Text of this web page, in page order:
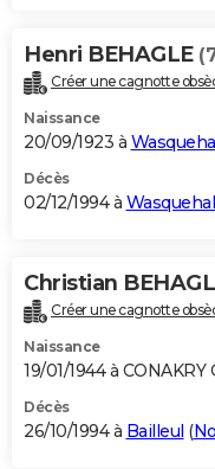
Henri BEHAGLE
Créer une cagnotte
Naissance
20/09/1923 à
Décès
02/12/1994 à Wasquehal
Christian
Créer une cagnotte
Naissance
19/01/1944 à CONAKRY
Décès
26/10/1994 à Bailleul (